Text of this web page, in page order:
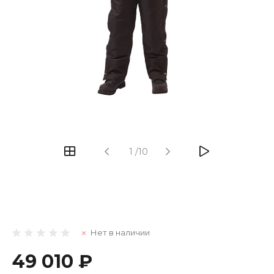
1 /10
Нет в наличии
49 010 ₽